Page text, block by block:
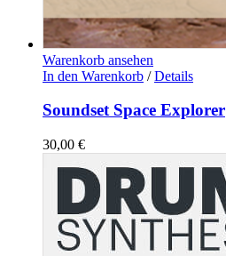
Warenkorb ansehen
In den Warenkorb / Details
Soundset Space Explorer
30,00 €